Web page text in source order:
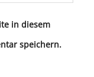
in diesem
speichern.